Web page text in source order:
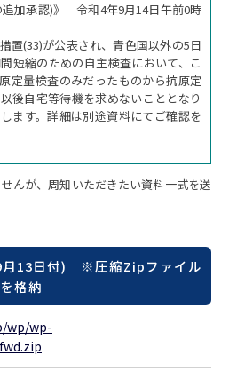
追加承認)》 令和4年9月14日午前0時
置(33)が公表され、青色国以外の5日
短縮のための自主検査において、こ
定量検査のみだったものから抗原定
後自宅等待機を求めないこととなり
ます。詳細は別途資料にてご確認を
が、周知いただきたい資料一式を送
月13日付) ※圧縮Zipファイル
格納
wp/wp-